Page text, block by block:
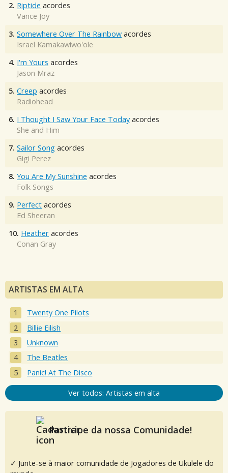
2. Riptide acordes
Vance Joy
3. Somewhere Over The Rainbow acordes
Israel Kamakawiwo'ole
4. I'm Yours acordes
Jason Mraz
5. Creep acordes
Radiohead
6. I Thought I Saw Your Face Today acordes
She and Him
7. Sailor Song acordes
Gigi Perez
8. You Are My Sunshine acordes
Folk Songs
9. Perfect acordes
Ed Sheeran
10. Heather acordes
Conan Gray
ARTISTAS EM ALTA
Twenty One Pilots
Billie Eilish
Unknown
The Beatles
Panic! At The Disco
Ver todos: Artistas em alta
Participe da nossa Comunidade!
✓ Junte-se à maior comunidade de Jogadores de Ukulele do